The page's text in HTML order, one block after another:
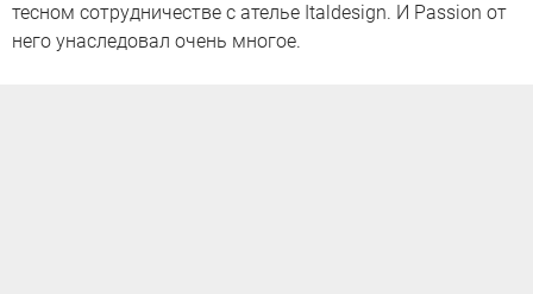
тесном сотрудничестве с ателье Italdesign. И Passion от
него унаследовал очень многое.